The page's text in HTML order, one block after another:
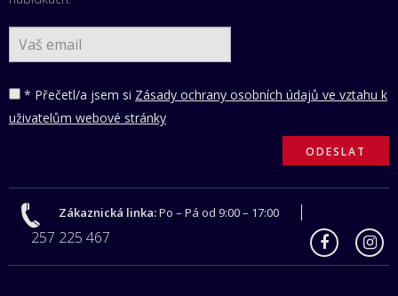
* Přečetl/a jsem si Zásady ochrany osobních údajů ve vztahu k
uživatelům webové stránky
Zákaznická linka:Po – Pá od 9:00 – 17:00
257 225 467